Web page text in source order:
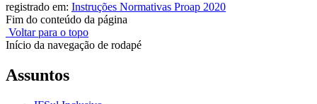
registrado em: Instruções Normativas Proap 2020
Fim do conteúdo da página
Voltar para o topo
Início da navegação de rodapé
Assuntos